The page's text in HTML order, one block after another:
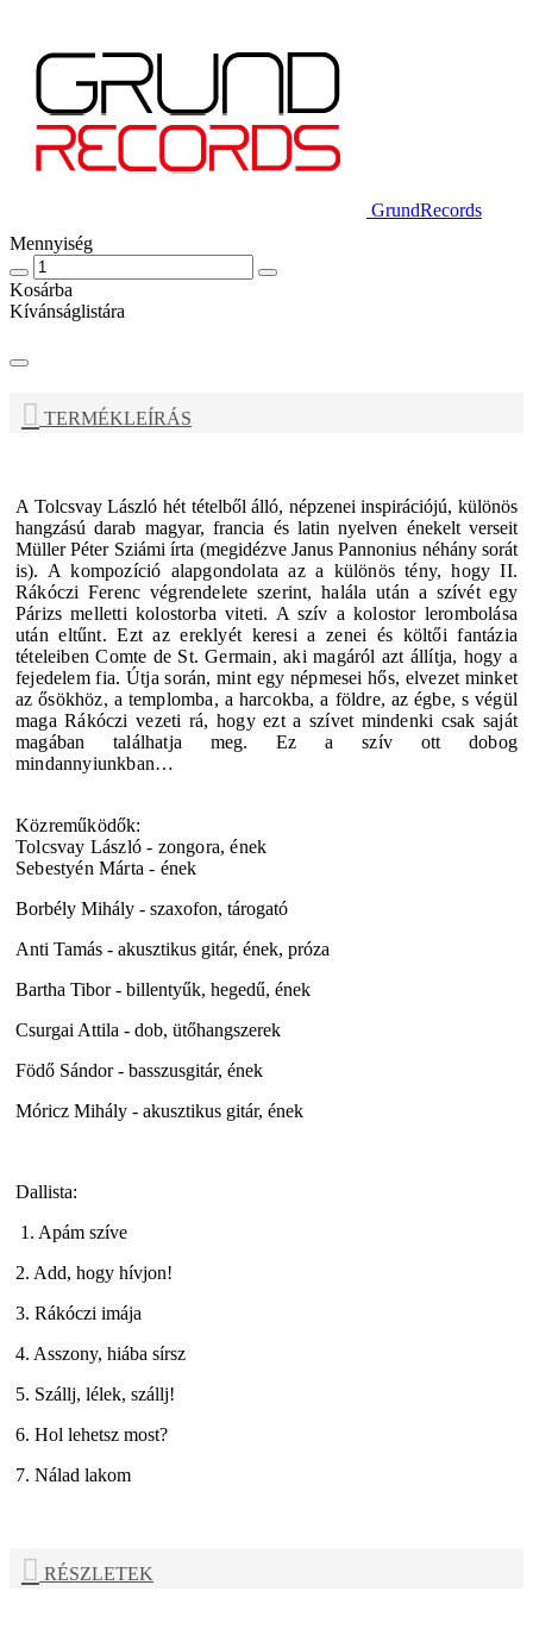
GrundRecords
Mennyiség
Kosárba
Kívánságlistára
TERMÉKLEÍRÁS
A Tolcsvay László hét tételből álló, népzenei inspirációjú, különös
hangzású darab magyar, francia és latin nyelven énekelt verseit
Müller Péter Sziámi írta (megidézve Janus Pannonius néhány sorát
is). A kompozíció alapgondolata az a különös tény, hogy II.
Rákóczi Ferenc végrendelete szerint, halála után a szívét egy
Párizs melletti kolostorba viteti. A szív a kolostor lerombolása
után eltűnt. Ezt az ereklyét keresi a zenei és költői fantázia
tételeiben Comte de St. Germain, aki magáról azt állítja, hogy a
fejedelem fia. Útja során, mint egy népmesei hős, elvezet minket
az ősökhöz, a templomba, a harcokba, a földre, az égbe, s végül
maga Rákóczi vezeti rá, hogy ezt a szívet mindenki csak saját
magában találhatja meg. Ez a szív ott dobog
mindannyiunkban…
Közreműködők:
Tolcsvay László - zongora, ének
Sebestyén Márta - ének
Borbély Mihály - szaxofon, tárogató
Anti Tamás - akusztikus gitár, ének, próza
Bartha Tibor - billentyűk, hegedű, ének
Csurgai Attila - dob, ütőhangszerek
Födő Sándor - basszusgitár, ének
Móricz Mihály - akusztikus gitár, ének
Dallista:
1. Apám szíve
2. Add, hogy hívjon!
3. Rákóczi imája
4. Asszony, hiába sírsz
5. Szállj, lélek, szállj!
6. Hol lehetsz most?
7. Nálad lakom
RÉSZLETEK